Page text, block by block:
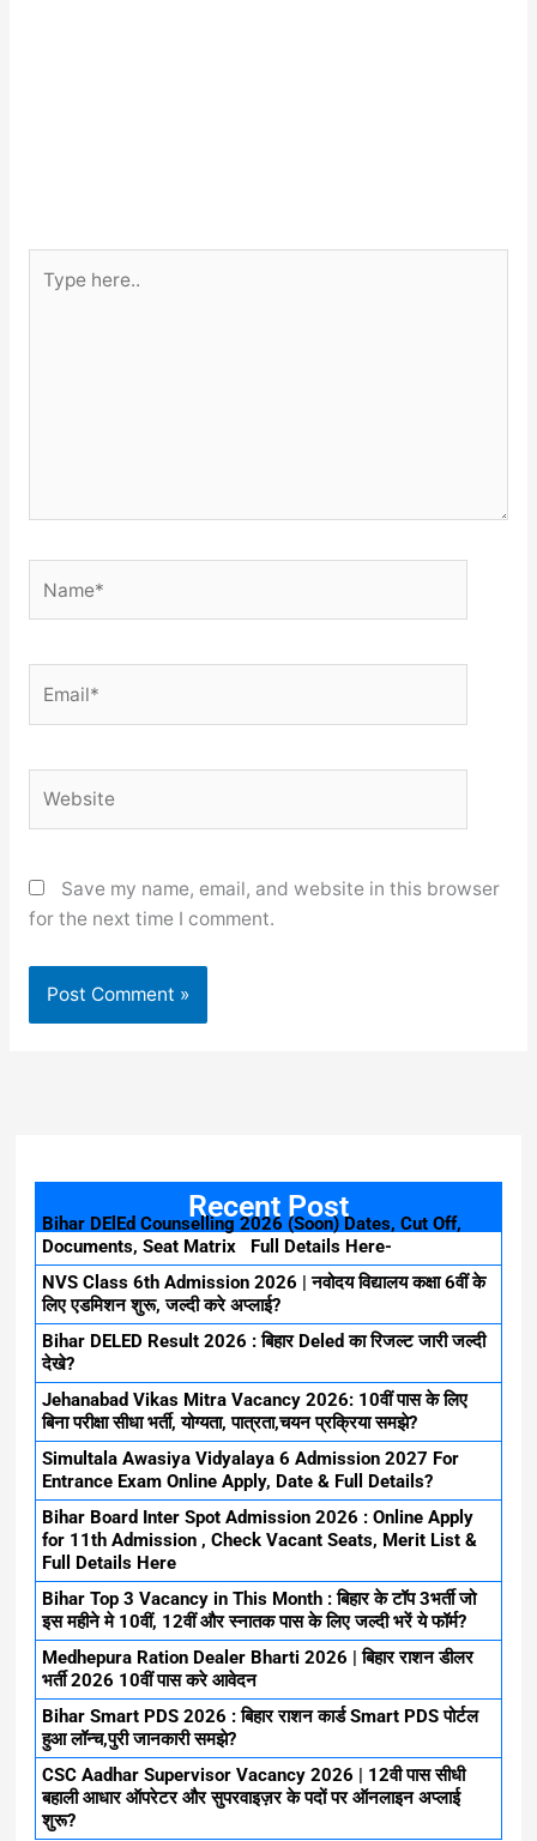
here..
Save my name, email, and website in this browser
for the next time I comment.
Recent Post
Bihar DElEd Counselling 2026 (Soon) Dates, Cut Off,
Documents, Seat Matrix Full Details Here-
NVS Class 6th Admission 2026 | नवोदय विद्यालय कक्षा 6वीं के
लिए एडमिशन शुरू, जल्दी करे अप्लाई?
Bihar DELED Result 2026 : बिहार Deled का रिजल्ट जारी जल्दी
देखे?
Jehanabad Vikas Mitra Vacancy 2026: 10वीं पास के लिए
बिना परीक्षा सीधा भर्ती, योग्यता, पात्रता,चयन प्रक्रिया समझे?
Simultala Awasiya Vidyalaya 6 Admission 2027 For
Entrance Exam Online Apply, Date & Full Details?
Bihar Board Inter Spot Admission 2026 : Online Apply
for 11th Admission , Check Vacant Seats, Merit List &
Full Details Here
Bihar Top 3 Vacancy in This Month : बिहार के टॉप 3भर्ती जो
इस महीने मे 10वीं, 12वीं और स्नातक पास के लिए जल्दी भरें ये फॉर्म?
Medhepura Ration Dealer Bharti 2026 | बिहार राशन डीलर
भर्ती 2026 10वीं पास करे आवेदन
Bihar Smart PDS 2026 : बिहार राशन कार्ड Smart PDS पोर्टल
हुआ लॉन्च,पुरी जानकारी समझे?
CSC Aadhar Supervisor Vacancy 2026 | 12वी पास सीधी
बहाली आधार ऑपरेटर और सुपरवाइज़र के पदों पर ऑनलाइन अप्लाई
शुरू?